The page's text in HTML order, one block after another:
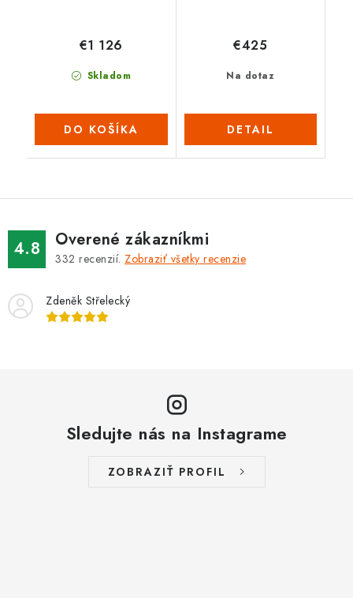
Skladom
€1 126
DO KOŠÍKA
Na dotaz
€425
DETAIL
4.8 Overené zákazníkmi
332 recenzií. Zobraziť všetky recenzie
Zdeněk Střelecký
Sledujte nás na Instagrame
ZOBRAZIŤ PROFIL